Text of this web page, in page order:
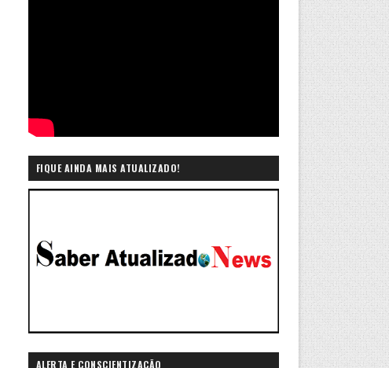
FIQUE AINDA MAIS ATUALIZADO!
ALERTA E CONSCIENTIZAÇÃO